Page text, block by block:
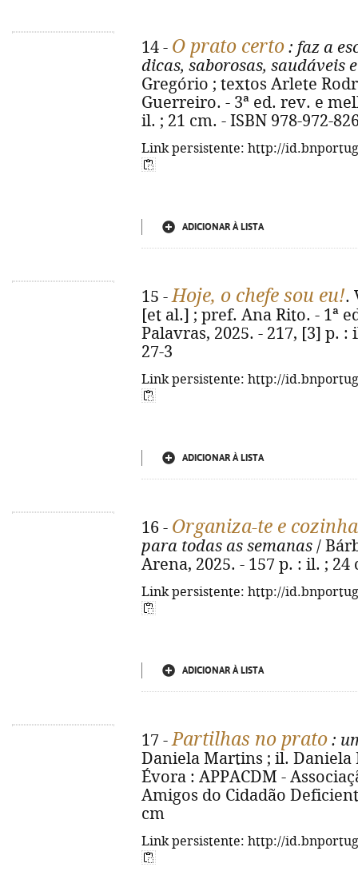
14 - O prato certo : faz a
dicas, saborosas, saudáveis
Gregório ; textos Arlete
Guerreiro. - 3ª ed. rev. e
il. ; 21 cm. - ISBN 978-972-
Link persistente: http://
ADICIONAR À LISTA
15 -Hoje, o chefe sou eu!.
[et al.] ; pref. Ana Rito. - 1ª
Palavras, 2025. - 217, [3] p. :
27-3
Link persistente: http://
ADICIONAR À LISTA
16 - Organiza-te e cozinha
para todas as semanas /
Arena, 2025. - 157 p. : il. ; 24
Link persistente: http://
ADICIONAR À LISTA
17 -Partilhas no prato :
Daniela Martins ; il.
Évora : APPACDM -
Amigos do Cidadão
cm
Link persistente: http://